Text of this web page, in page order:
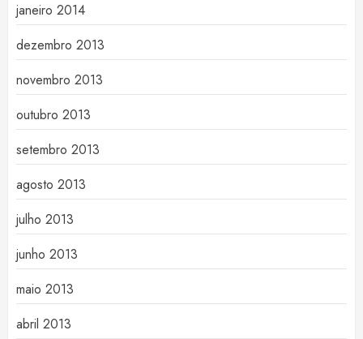
janeiro 2014
dezembro 2013
novembro 2013
outubro 2013
setembro 2013
agosto 2013
julho 2013
junho 2013
maio 2013
abril 2013